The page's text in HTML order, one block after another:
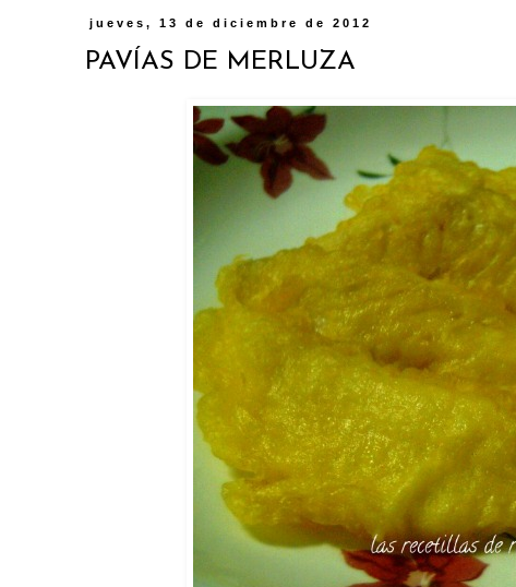
jueves, 13 de diciembre de 2012
PAVÍAS DE MERLUZA